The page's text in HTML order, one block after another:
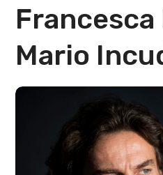
Francesca
Mario